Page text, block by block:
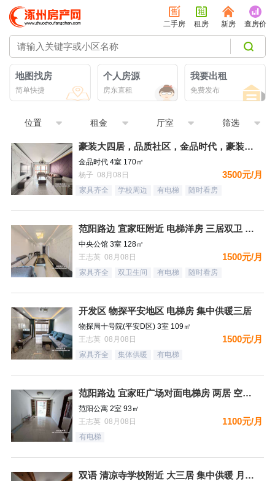
二手房 租房 新房 查房价
地图找房
简单快捷
个人房源
房东直租
我要出租
免费发布
位置 租金 厅室 筛选
豪装大四居，品质社区，金品时代，豪装双卫，看房有钥匙
金品时代 4室 170㎡
杨子 08月08日
3500元/月
家具齐全 学校周边 有电梯 随时看房
范阳路边 宜家旺附近 电梯洋房 三居双卫 有钥匙
中央公馆 3室 128㎡
王志英 08月08日
1500元/月
家具齐全 双卫生间 有电梯 随时看房
开发区 物探平安地区 电梯房 集中供暖三居
物探局十号院(平安D区) 3室 109㎡
王志英 08月08日
1500元/月
家具齐全 集体供暖 有电梯
范阳路边 宜家旺广场对面电梯房 两居 空房 可配齐
范阳公寓 2室 93㎡
王志英 08月08日
1100元/月
有电梯
双语 清凉寺学校附近 大三居 集中供暖 月租900